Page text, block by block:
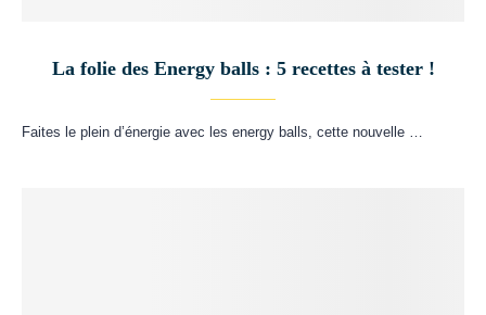
La folie des Energy balls : 5 recettes à tester !
Faites le plein d’énergie avec les energy balls, cette nouvelle …